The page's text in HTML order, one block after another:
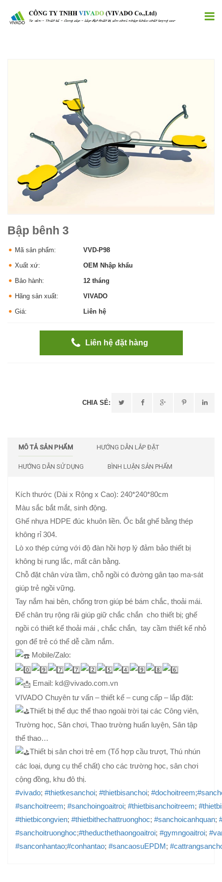
Bập bênh 3
Mã sản phẩm: VVD-P98
Xuất xứ: OEM Nhập khẩu
Bảo hành: 12 tháng
Hãng sản xuất: VIVADO
Giá: Liên hệ
Liên hệ đặt hàng
CHIA SẺ:
MÔ TẢ SẢN PHẨM HƯỚNG DẪN LẮP ĐẶT
HƯỚNG DẪN SỬ DỤNG BÌNH LUẬN SẢN PHẨM
Kích thước (Dài x Rộng x Cao): 240*240*80cm
Màu sắc bắt mắt, sinh động.
Ghế nhựa HDPE đúc khuôn liền. Ốc bắt ghế bằng thép
không rỉ 304.
Lò xo thép cứng với độ đàn hồi hợp lý đảm bảo thiết bị
không bị rung lắc, mất cân bằng.
Chỗ đặt chân vừa tầm, chỗ ngồi có đường gân tạo ma-sát
giúp trẻ ngồi vững.
Tay nắm hai bên, chống trơn giúp bé bám chắc, thoải mái.
Đế chân trụ rộng rãi giúp giữ chắc chắn cho thiết bị; ghế
ngồi có thiết kế thoải mái , chắc chắn, tay cầm thiết kế nhỏ
gọn để trẻ có thể dễ cầm nắm.
Mobile/Zalo:
Email: kd@vivado.com.vn
VIVADO Chuyên tư vấn – thiết kế – cung cấp – lắp đặt:
Thiết bị thể dục thể thao ngoài trời tại các Công viên,
Trường học, Sân chơi, Thao trường huấn luyện, Sân tập
thể thao…
Thiết bị sân chơi trẻ em (Tổ hợp cầu trượt, Thú nhún
các loại, dụng cụ thể chất) cho các trường học, sân chơi
cộng đồng, khu đô thị.
#vivado; #thietkesanchoi; #thietbisanchoi; #dochoitreem;
#sanchoitreem; #sanchoingoaitroi; #thietbisanchoitreem;
#thietbicongvien; #thietbithechattruonghoc; #sanchoicanhquan;
#sanchoitruonghoc;#theducthethaongoaitroi; #gymngoaitroi;
#sanconhantao;#conhantao; #sancaosuEPDM;